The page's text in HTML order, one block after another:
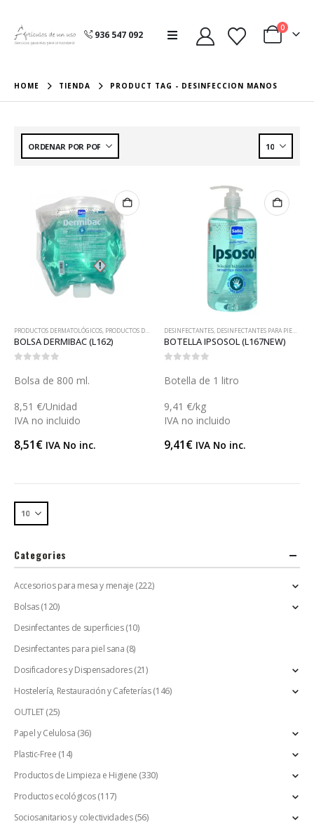
936 547 092
0
HOME TIENDA PRODUCT TAG - DESINFECCION MANOS
PRODUCTOS DERMATOLÓGICOS, PRODUCTOS DERMATOLÓGICOS
BOLSA DERMIBAC (L162)
Bolsa de 800 ml.
8,51 €/Unidad
IVA no incluido
8,51€ IVA No inc.
DESINFECTANTES, DESINFECTANTES PARA PIEL SANA
BOTELLA IPSOSOL (L167NEW)
Botella de 1 litro
9,41 €/kg
IVA no incluido
9,41€ IVA No inc.
Categories
Accesorios para mesa y menaje (222)
Bolsas(120)
Desinfectantes de superficies (10)
Desinfectantes para piel sana (8)
Dosificadores y Dispensadores (21)
Hostelería, Restauración y Cafeterías(146)
OUTLET(25)
Papel y Celulosa (36)
Plastic-Free (14)
Productos de Limpieza e Higiene (330)
Productos ecológicos(117)
Sociosanitarios y colectividades (56)